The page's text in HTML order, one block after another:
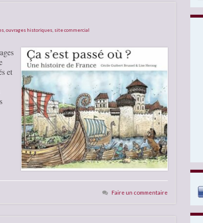
ouvrages historiques site commercial
et
Faire un commentaire